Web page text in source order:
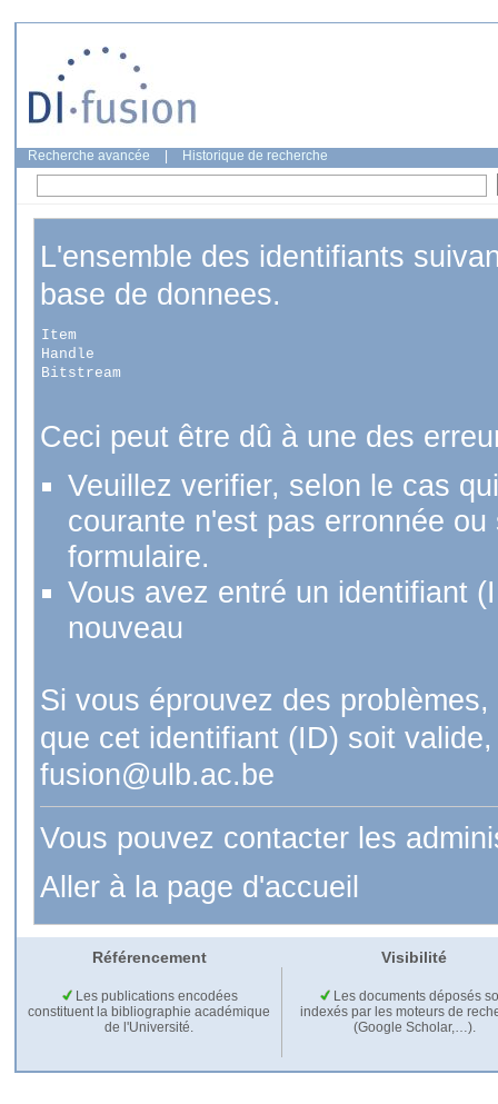
Recherche avancée Historique de recherche
L'ensemble des identifiants
base de donnees.
Item
Handle
Bitstream
Ceci peut être dû à une des
Veuillez verifier, selon le cas
courante n'est pas erronnée
formulaire.
Vous avez entré un identifiant
nouveau
Si vous éprouvez des
que cet identifiant (ID) soit
fusion@ulb.ac.be
Vous pouvez contacter les
Aller à la page d'accueil
Référencement Visibilité
Les publications encodées
constituent la bibliographie académique
de l'Université.
Les documents déposés
indexés par les moteurs de
(Google Scholar,…).